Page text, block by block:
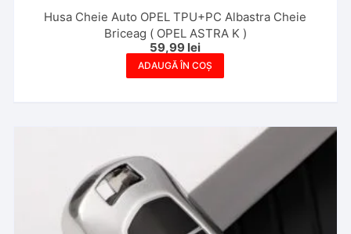
Husa Cheie Auto OPEL TPU+PC Albastra Cheie
Briceag ( OPEL ASTRA K )
59,99 lei
ADAUGĂ ÎN COȘ